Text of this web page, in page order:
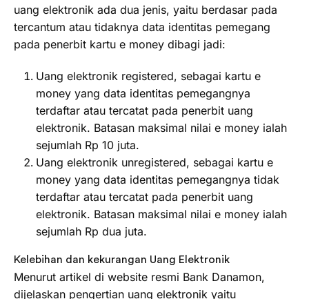
uang elektronik ada dua jenis, yaitu berdasar pada
tercantum atau tidaknya data identitas pemegang
pada penerbit kartu e money dibagi jadi:
Uang elektronik registered, sebagai kartu e
money yang data identitas pemegangnya
terdaftar atau tercatat pada penerbit uang
elektronik. Batasan maksimal nilai e money ialah
sejumlah Rp 10 juta.
Uang elektronik unregistered, sebagai kartu e
money yang data identitas pemegangnya tidak
terdaftar atau tercatat pada penerbit uang
elektronik. Batasan maksimal nilai e money ialah
sejumlah Rp dua juta.
Kelebihan dan kekurangan Uang Elektronik
Menurut artikel di website resmi Bank Danamon,
dijelaskan pengertian uang elektronik yaitu